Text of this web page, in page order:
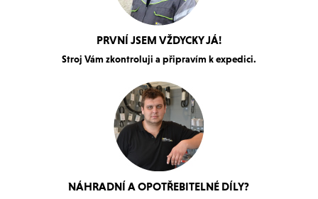
PRVNÍ JSEM VŽDYCKY JÁ!
Stroj Vám zkontroluji a připravím k expedici.
NÁHRADNÍ A OPOTŘEBITELNÉ DÍLY?